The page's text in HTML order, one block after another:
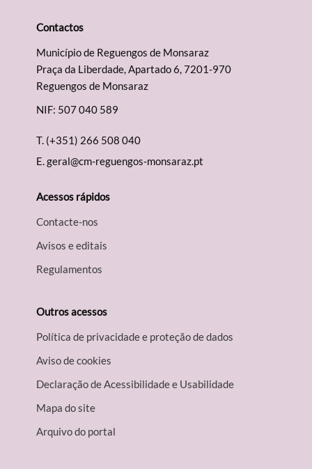
Contactos
Município de Reguengos de Monsaraz
Praça da Liberdade, Apartado 6, 7201-970
Reguengos de Monsaraz
NIF: 507 040 589
T. (+351) 266 508 040
E.geral@cm-reguengos-monsaraz.pt
Acessos rápidos
Contacte-nos
Avisos e editais
Regulamentos
Outros acessos
Política de privacidade e proteção de dados
Aviso de cookies
Declaração de Acessibilidade e Usabilidade
Mapa do site
Arquivo do portal